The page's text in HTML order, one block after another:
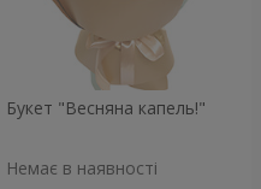
Букет "Весняна капель!"
Немає в наявності